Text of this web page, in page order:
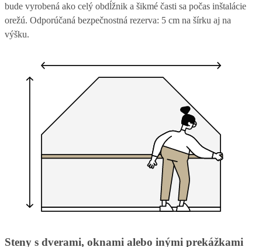
bude vyrobená ako celý obdĺžnik a šikmé časti sa počas inštalácie
orežú. Odporúčaná bezpečnostná rezerva: 5 cm na šírku aj na
výšku.
Steny s dverami, oknami alebo inými prekážkami